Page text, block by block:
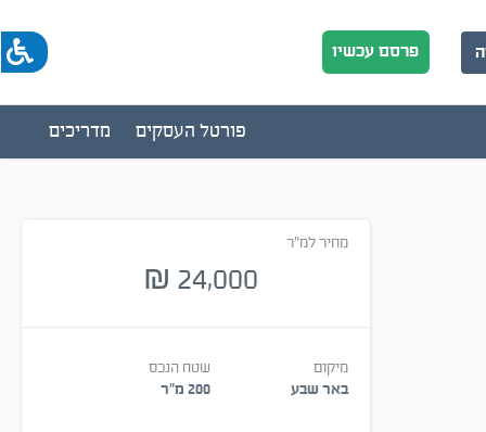
פרסם עכשיו
מדריכים פורטל העסקים
מחיר למ"ר
24,000
₪
מיקום
באר שבע
שטח הנכס
200 מ״ר